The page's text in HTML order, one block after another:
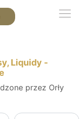
Liquidy -
przez Orły